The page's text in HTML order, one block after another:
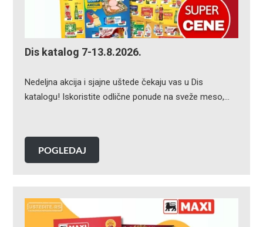
Dis katalog 7-13.8.2026.
Nedeljna akcija i sjajne uštede čekaju vas u Dis
katalogu! Iskoristite odlične ponude na sveže meso,…
POGLEDAJ